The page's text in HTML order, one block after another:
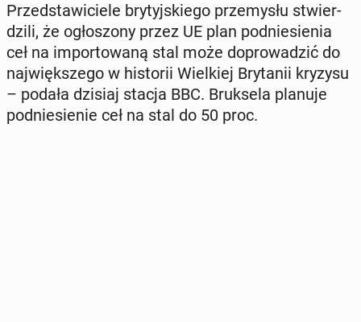
Przed­sta­wi­cie­le bry­tyj­skie­go prze­my­słu stwier­
dzi­li, że ogło­szo­ny przez UE plan pod­nie­sie­nia
ceł na im­por­to­wa­ną stal może do­pro­wa­dzić do
naj­więk­sze­go w hi­sto­rii Wiel­kiej Bry­ta­nii kryzysu
– podała dzisiaj stacja BBC. Bruk­se­la planuje
pod­nie­sie­nie ceł na stal do 50 proc.